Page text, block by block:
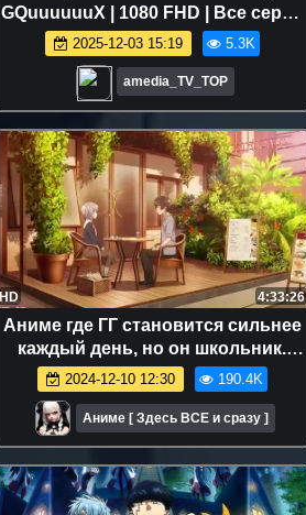
GQuuuuuuX | 1080 FHD | Все серии
Аниме Марафон
2025-12-03 15:19 5.3K
amedia_TV_TOP
HD 4:33:26
Аниме где ГГ становится сильнее
каждый день, но он школьник.
Аниме-марафон .Все серии
2024-12-10 12:30 190.4K
Аниме [ Здесь ВСЕ и сразу ]